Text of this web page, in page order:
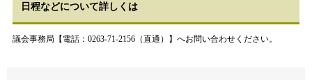
日程などについて詳しくは
議会事務局【電話：0263-71-2156（直通）】へお問い合わせください。